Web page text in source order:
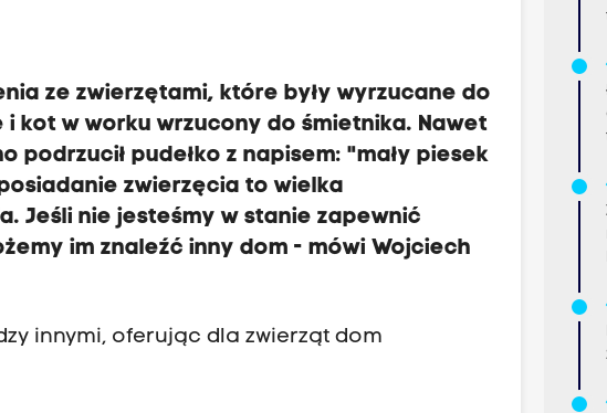
ze zwierzętami, które były wyrzucane do
kot w worku wrzucony do śmietnika. Nawet
pudełko z napisem: "mały piesek
zwierzęcia to wielka
Jeśli nie jesteśmy w stanie zapewnić
im znaleźć inny dom - mówi Wojciech
innymi, oferując dla zwierząt dom